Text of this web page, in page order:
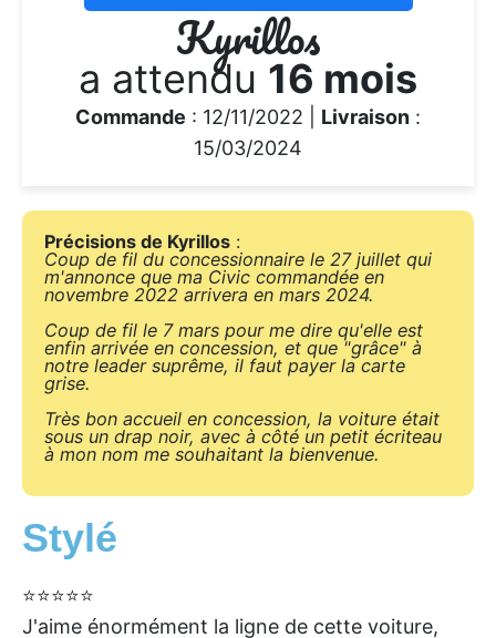
Kyrillos
a attendu 16 mois
Commande : 12/11/2022 | Livraison :
15/03/2024
Précisions de Kyrillos :
Coup de fil du concessionnaire le 27 juillet qui
m'annonce que ma Civic commandée en
novembre 2022 arrivera en mars 2024.
Coup de fil le 7 mars pour me dire qu'elle est
enfin arrivée en concession, et que "grâce" à
notre leader suprême, il faut payer la carte
grise.
Très bon accueil en concession, la voiture était
sous un drap noir, avec à côté un petit écriteau
à mon nom me souhaitant la bienvenue.
Stylé
⭐⭐⭐⭐⭐
J'aime énormément la ligne de cette voiture,